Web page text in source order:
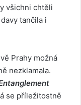
všichni chtěli
tančila i
Prahy možná
nezklamala.
se příležitostně